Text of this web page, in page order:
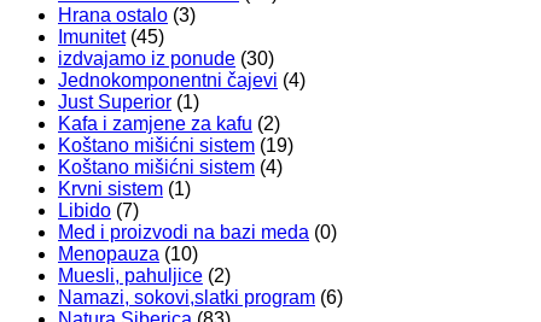
Hrana ostalo (3)
Imunitet (45)
izdvajamo iz ponude (30)
Jednokomponentni čajevi (4)
Just Superior (1)
Kafa i zamjene za kafu (2)
Koštano mišićni sistem (19)
Koštano mišićni sistem (4)
Krvni sistem (1)
Libido (7)
Med i proizvodi na bazi meda (0)
Menopauza (10)
Muesli, pahuljice (2)
Namazi, sokovi,slatki program (6)